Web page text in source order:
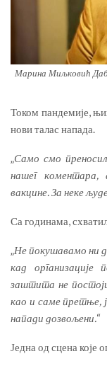
Марина Миљковић
Током пандемије,
нови талас напада.
„Само смо
нашег
вакцине. За неке
Са годинама,
„Не покушавамо ни
кад
заштита не
као и саме претње,
напади дозвољени.“
Једна од сцена које